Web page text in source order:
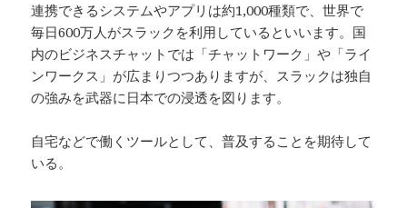
連携できるシステムやアプリは約1,000種類で、世界で
毎日600万人がスラックを利用しているといいます。国
内のビジネスチャットでは「チャットワーク」や「ライ
ンワークス」が広まりつつありますが、スラックは独自
の強みを武器に日本での浸透を図ります。
自宅などで働くツールとして、普及することを期待して
いる。